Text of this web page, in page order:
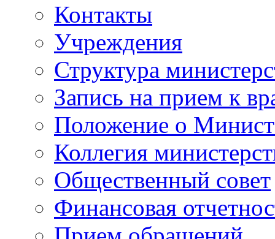
Контакты
Учреждения
Структура
Запись на прием к
Положение о
Коллегия
Общественный совет
Финансовая